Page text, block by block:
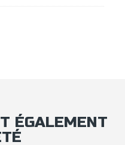
ÉGALEMENT